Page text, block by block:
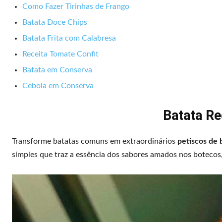
Como Fazer Tirinhas de Frango
Batata Doce Chips
Batata Frita com Calabresa
Receita Tomate Confit
Batata em Conserva
Cebola em Conserva
Batata
Transforme batatas comuns em extraordinários petiscos de
simples que traz a essência dos sabores amados nos